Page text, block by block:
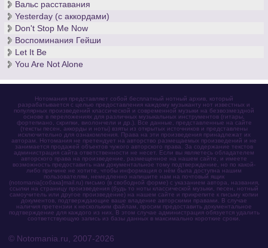
Вальс расставания
Yesterday (с аккордами)
Don't Stop Me Now
Воспоминания Гейши
Let It Be
You Are Not Alone
Нотомания представляет собой бесплатный нотный архив, который
разрабатывается с целью предоставления каждому музыканту нот известных и
популярных произведений классической и современной музыки на безвозмездной
основе в переложениях для различных музыкальных инструментов (гитары,
фортепиано, скрипки, виолончели и др.). Все данные, представленные на сайте
(тексты песен, аккорды и ноты) взяты из открытых источников и представлены
исключительно для ознакомления. Права на эти произведения принадлежат их
авторам. Нотомания не претендует на авторство размещаемых произведений и не
занимается продажей объектов чужого авторского права. За содержание текстов
администрация сайта ответственности не несет. Если вы являетесь обладателем
авторского права на произведение, размещенное на нашем сайте, и имеете
возможность предоставить нам документальное тому подтверждение, но по какой-
либо причине не хотите, чтобы информация о нём была доступна нашим
пользователям, немедленно напишите нам на почтовый ящик
(notomania[собака]mail.ru) письмо (в свободной форме) с указанием автора, названия,
ссылки на страницу произведения (будь то ноты классической музыки, песен, нотный
самоучитель или другое произведение) на нашем сайте и прикрепите к письму копии
документов, подтверждающие ваше владение авторскими правами. В случае
наличия претензии к нескольким файлам, просим предоставить документальное
подтверждение для каждого из них. В этом случае администрация обязуется удалить
соответствующую запись из базы данных в максимально короткие сроки.
© Notomania.ru, 2007-2026